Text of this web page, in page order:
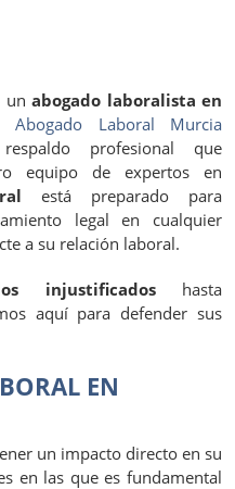
unabogado laboralista en
Abogado Laboral Murcia
profesional que
equipo de expertos en
está preparado para
legal en cualquier
a su relación laboral.
injustificadoshasta
aquí para defender sus
EN
un impacto directo en su
en las que es fundamental